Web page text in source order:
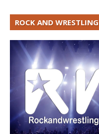
ROCK AND WRESTLING